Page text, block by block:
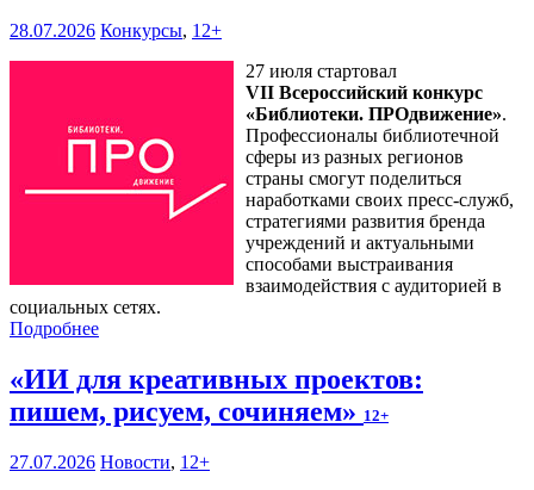
28.07.2026 Конкурсы, 12+
27 июля стартовал
VII Всероссийский конкурс
«Библиотеки. ПРОдвижение».
Профессионалы библиотечной
сферы из разных регионов
страны смогут поделиться
наработками своих пресс-служб,
стратегиями развития бренда
учреждений и актуальными
способами выстраивания
взаимодействия с аудиторией в
социальных сетях.
Подробнее
«ИИ для креативных проектов:
пишем, рисуем, сочиняем» 12+
27.07.2026 Новости, 12+